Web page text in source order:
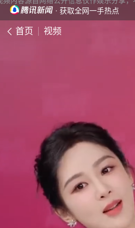
· 获取全网一手热点
首页 视频